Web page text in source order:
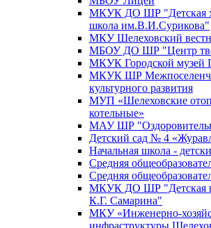
МКУК ДО ШР "Детская
школа им.В.И.Сурикова"
МКУ Шелеховский
МБОУ ДО ШР "Центр
МКУК Городской музей
МКУК ШР
культурного развития
МУП «Шелеховские
котельные»
МАУ ШР
Детский сад № 4
Начальная школа -
Средняя
Средняя
МКУК ДО ШР "Детская
К.Г. Самарина"
МКУ «Инженерно-
инфраструктуры